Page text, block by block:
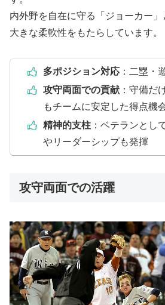
内外野を自在に守る「ジョーカー
大きな柔軟性をもたらしています。
多ポジション対応：二塁・
攻守両面での貢献：守備だ
もチームに安定した得点機
精神的支柱：ベテランとし
やリーダーシップも発揮
攻守両面での活躍